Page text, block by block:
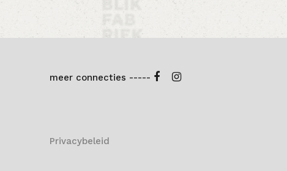
meer connecties -----
Privacybeleid